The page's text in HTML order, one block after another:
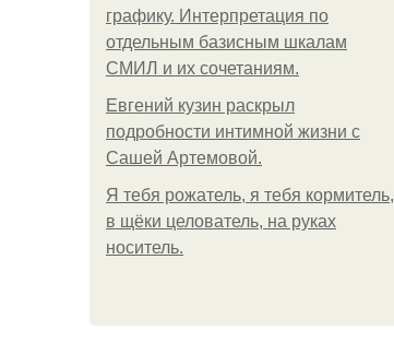
графику. Интерпретация по
отдельным базисным шкалам
СМИЛ и их сочетаниям.
Евгений кузин раскрыл
подробности интимной жизни с
Сашей Артемовой.
Я тебя рожатель, я тебя кормитель,
в щёки целователь, на руках
носитель.